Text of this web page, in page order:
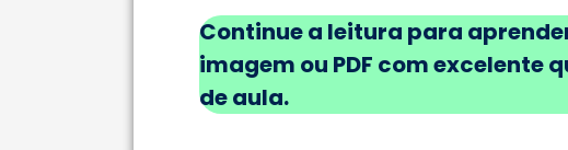
Continue a leitura para
imagem ou PDF com excelente
de aula.